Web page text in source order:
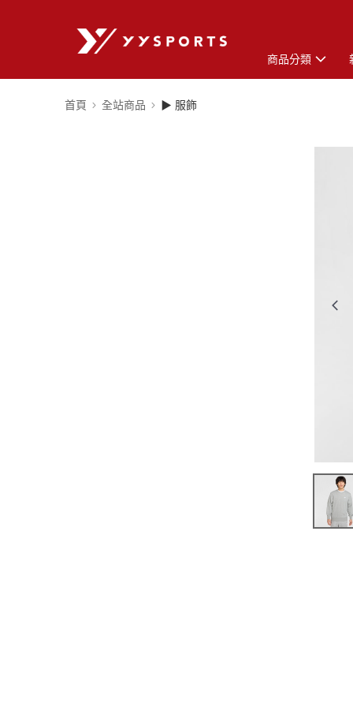
商品分類
首頁 全站商品 ▶ 服飾